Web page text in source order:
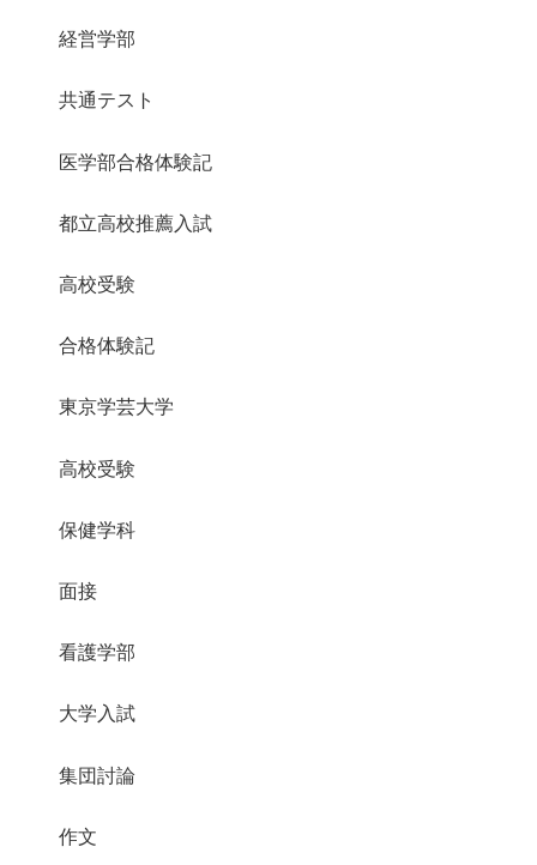
経営学部
共通テスト
医学部合格体験記
都立高校推薦入試
高校受験
合格体験記
東京学芸大学
高校受験
保健学科
面接
看護学部
大学入試
集団討論
作文